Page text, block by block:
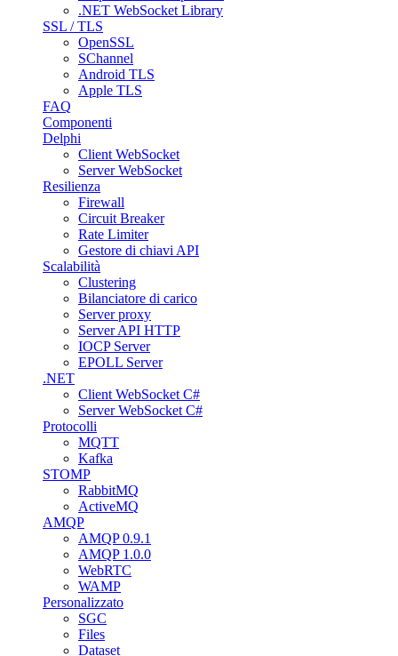
.NET WebSocket Library
SSL / TLS
OpenSSL
SChannel
Android TLS
Apple TLS
FAQ
Componenti
Delphi
Client WebSocket
Server WebSocket
Resilienza
Firewall
Circuit Breaker
Rate Limiter
Gestore di chiavi API
Scalabilità
Clustering
Bilanciatore di carico
Server proxy
Server API HTTP
IOCP Server
EPOLL Server
.NET
Client WebSocket C#
Server WebSocket C#
Protocolli
MQTT
Kafka
STOMP
RabbitMQ
ActiveMQ
AMQP
AMQP 0.9.1
AMQP 1.0.0
WebRTC
WAMP
Personalizzato
SGC
Files
Dataset